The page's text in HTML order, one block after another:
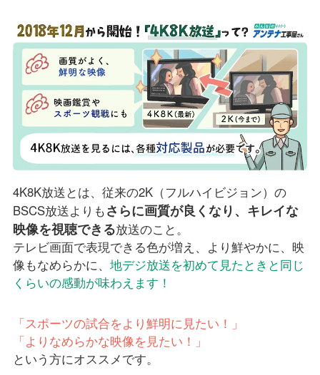
4K8K放送とは、従来の2K（フルハイビジョン）の
BSCS放送よりもさらに画質が良くなり、キレイな
映像を視聴できる放送のこと。
テレビ画面で表現できる色が増え、より鮮やかに、映
像もなめらかに、 地デジ放送を初めて見たときと同じ
くらいの感動が味わえます！
「スポーツの試合をより鮮明に見たい！」
「よりなめらかな映像を見たい！」
という方にオススメです。